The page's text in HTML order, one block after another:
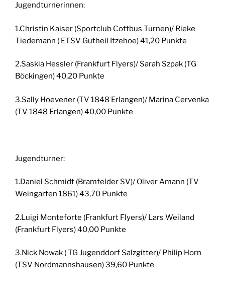
Jugendturnerinnen:
1.Christin Kaiser (Sportclub Cottbus Turnen)/ Rieke
Tiedemann ( ETSV Gutheil Itzehoe) 41,20 Punkte
2.Saskia Hessler (Frankfurt Flyers)/ Sarah Szpak (TG
Böckingen) 40,20 Punkte
3.Sally Hoevener (TV 1848 Erlangen)/ Marina Cervenka
(TV 1848 Erlangen) 40,00 Punkte
Jugendturner:
1.Daniel Schmidt (Bramfelder SV)/ Oliver Amann (TV
Weingarten 1861) 43,70 Punkte
2.Luigi Monteforte (Frankfurt Flyers)/ Lars Weiland
(Frankfurt Flyers) 40,00 Punkte
3.Nick Nowak ( TG Jugenddorf Salzgitter)/ Philip Horn
(TSV Nordmannshausen) 39,60 Punkte